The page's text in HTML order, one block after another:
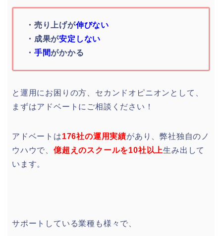
・売り上げが伸びない
・成果が安定しない
・ 手間がかかる
と運用にお困りの方、セカンドオピニオンとして、
まずはアドベートにご相談ください！
アドベートは176社の運用実績があり、弊社独自のノ
ウハウで、 億超えのスクールを10社以上生み出して
います。
サポートしている業種も様々で、